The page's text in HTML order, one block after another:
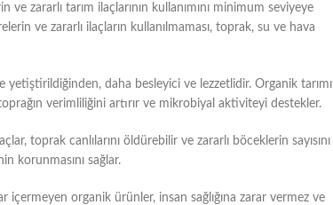
zararlı tarım ilaçlarının kullanımını minimum seviyeye
ve zararlı ilaçların kullanılmaması, toprak, su ve hava
daha besleyici ve lezzetlidir. Organik
verimliliğini artırır ve mikrobiyal aktiviteyi destekler.
toprak canlılarını öldürebilir ve zararlı böceklerin sayısını
korunmasını sağlar.
içermeyen organik ürünler, insan sağlığına zarar vermez ve